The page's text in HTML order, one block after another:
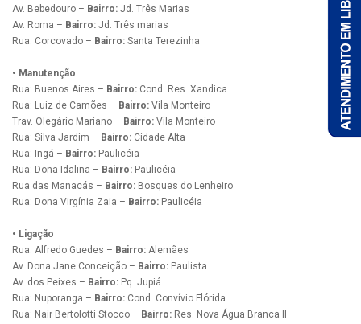
Av. Bebedouro – Bairro: Jd. Três Marias
Av. Roma – Bairro: Jd. Três marias
Rua: Corcovado – Bairro: Santa Terezinha
• Manutenção
Rua: Buenos Aires – Bairro: Cond. Res. Xandica
Rua: Luiz de Camões – Bairro: Vila Monteiro
Trav. Olegário Mariano – Bairro: Vila Monteiro
Rua: Silva Jardim – Bairro: Cidade Alta
Rua: Ingá – Bairro: Paulicéia
Rua: Dona Idalina – Bairro: Paulicéia
Rua das Manacás – Bairro: Bosques do Lenheiro
Rua: Dona Virgínia Zaia – Bairro: Paulicéia
• Ligação
Rua: Alfredo Guedes – Bairro: Alemães
Av. Dona Jane Conceição – Bairro: Paulista
Av. dos Peixes – Bairro: Pq. Jupiá
Rua: Nuporanga – Bairro: Cond. Convívio Flórida
Rua: Nair Bertolotti Stocco – Bairro: Res. Nova Água Branca II